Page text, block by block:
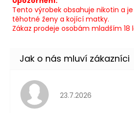
Tento výrobek obsahuje nikotin a
těhotné ženy a kojící matky.
Zákaz prodeje osobám mladším 18
Hodnocení obchodu
23.7.2026